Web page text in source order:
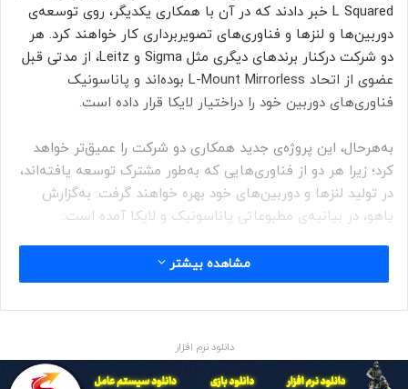
L Squared خبر دادند که در آن با همکاری یکدیگر، روی توسعه‌ی
دوربین‌ها و لنزها و فناوری‌های تصویربرداری کار خواهند کرد. هر
دو شرکت در‌کنار برندهای دیگری مثل Sigma و Leitz، از مدتی قبل
عضوی از اتحاد L-Mount Mirrorless بوده‌اند و پاناسونیک
فناوری‌های دوربین خود را دراختیار لایکا قرار داده است.
به‌هرحال، این پروژه‌ی جدید همکاری دو شرکت را عمیق‌تر خواهد
کرد؛ زیرا هر دو از فناوری‌هایی که به‌طور مشترک توسعه یافته‌اند،
در تولید لنزها و دوربین‌های خود بهره خواهند گرفت. به‌گزارش
یاهو، در بیانیه‌ی مطبوعاتی پاناسونیک و لایکا آمده است:
ازطریق این همکاری، دو شرکت به‌طور
مشترک روی فناوری‌های جدیدی
مشاهده بیشتر
دانلود نرم افزار